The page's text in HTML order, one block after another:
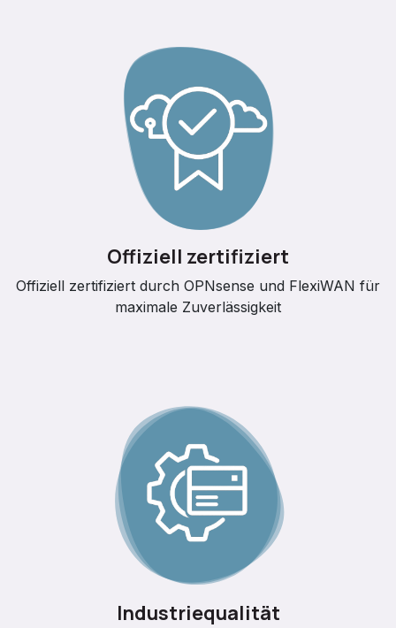
Offiziell zertifiziert
Offiziell zertifiziert durch OPNsense und FlexiWAN für
maximale Zuverlässigkeit
Industriequalität